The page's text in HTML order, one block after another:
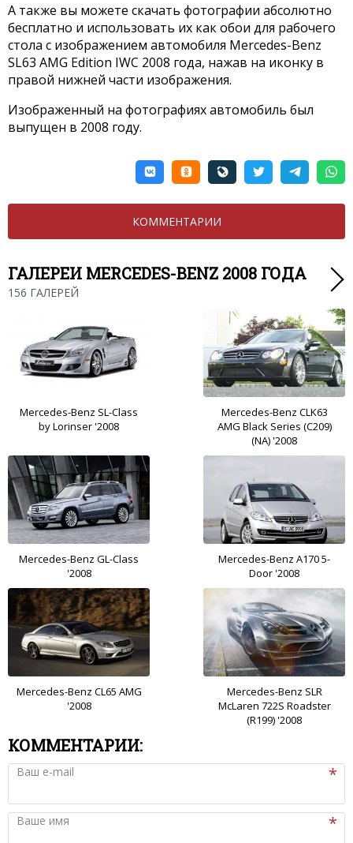
А также вы можете скачать фотографии абсолютно
бесплатно и использовать их как обои для рабочего
стола с изображением автомобиля Mercedes-Benz
SL63 AMG Edition IWC 2008 года, нажав на иконку в
правой нижней части изображения.
Изображенный на фотографиях автомобиль был
выпущен в 2008 году.
КОММЕНТАРИИ
ГАЛЕРЕИ MERCEDES-BENZ 2008 ГОДА
156 ГАЛЕРЕЙ
Mercedes-Benz SL-Class
by Lorinser '2008
Mercedes-Benz CLK63
AMG Black Series (C209)
(NA) '2008
Mercedes-Benz GL-Class
'2008
Mercedes-Benz A170 5-
Door '2008
Mercedes-Benz CL65 AMG
'2008
Mercedes-Benz SLR
McLaren 722S Roadster
(R199) '2008
КОММЕНТАРИИ:
Ваш e-mail
Ваше имя